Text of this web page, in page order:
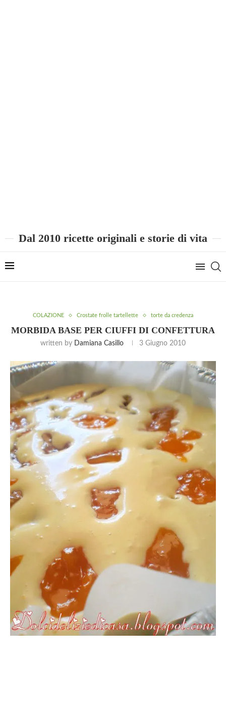
Dal 2010 ricette originali e storie di vita
COLAZIONE Crostate frolle tartellette torte da credenza
MORBIDA BASE PER CIUFFI DI CONFETTURA
written by Damiana Casillo 3 Giugno 2010